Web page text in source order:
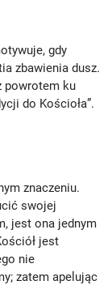
gdy
zbawienia dusz.
powrotem ku
do Kościoła”.
znaczeniu.
swojej
jest ona jednym
jest
nie
zatem apelując